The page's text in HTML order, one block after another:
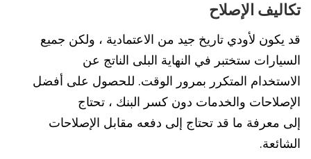
تكاليف الإصلاح
قد يكون لأودي تاريخ جيد من الاعتمادية ، ولكن جميع
السيارات ستختبر في النهاية البلى الناتج عن
الاستخدام المتكرر بمرور الوقت. للحصول على أفضل
الإصلاحات والخدمات دون كسر البنك ، تحتاج
إلى معرفة ما قد تحتاج إلى دفعه مقابل الإصلاحات
الشائعة.